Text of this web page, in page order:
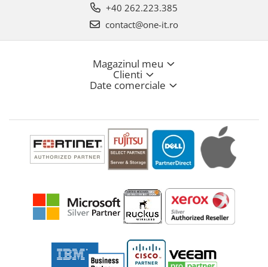
+40 262.223.385
contact@one-it.ro
Magazinul meu
Clienti
Date comerciale